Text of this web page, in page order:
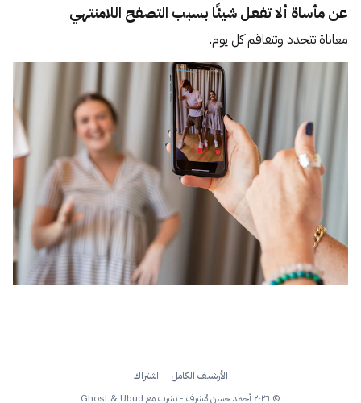
عن مأساة ألا تفعل شيئًا بسبب التصفح اللامنتهي
معاناة تتجدد وتتفاقم كل يوم.
الأرشيف الكامل
اشتراك
© ٢٠٢٦ أحمد حسن مُشرِف - نشرت مع
Ghost & Ubud